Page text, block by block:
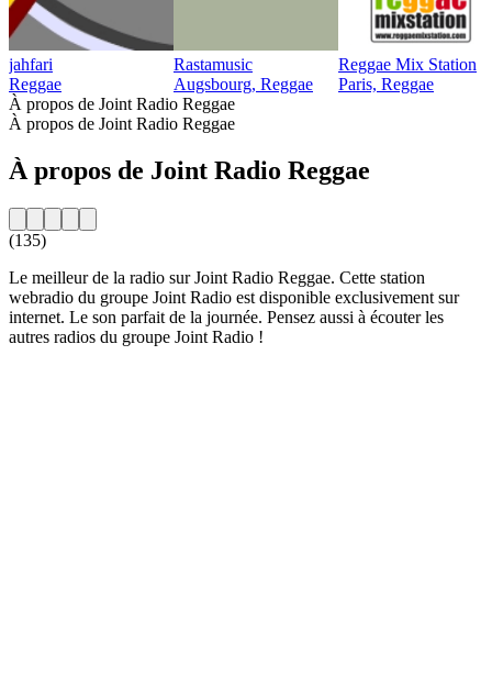
jahfari
Reggae
Rastamusic
Augsbourg, Reggae
Reggae Mix Station
Paris, Reggae
À propos de Joint Radio Reggae
À propos de Joint Radio Reggae
À propos de Joint Radio Reggae
(135)
Le meilleur de la radio sur Joint Radio Reggae. Cette station
webradio du groupe Joint Radio est disponible exclusivement sur
internet. Le son parfait de la journée. Pensez aussi à écouter les
autres radios du groupe Joint Radio !